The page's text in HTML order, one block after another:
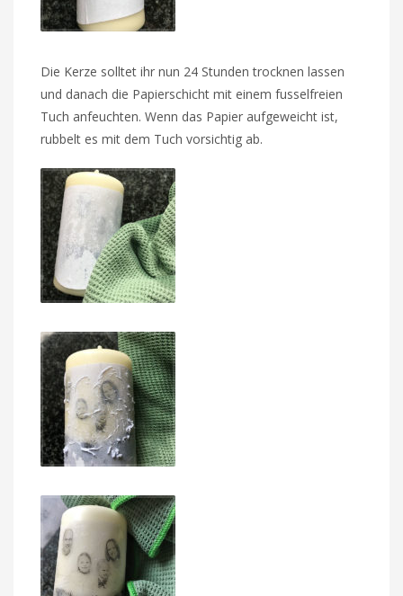
Die Kerze solltet ihr nun 24 Stunden trocknen lassen
und danach die Papierschicht mit einem fusselfreien
Tuch anfeuchten. Wenn das Papier aufgeweicht ist,
rubbelt es mit dem Tuch vorsichtig ab.